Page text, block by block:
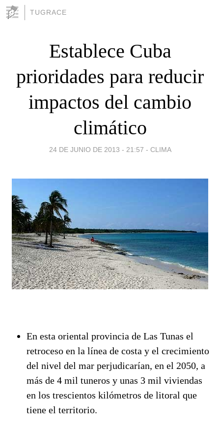
TUGRACE
Establece Cuba
prioridades para reducir
impactos del cambio
climático
24 DE JUNIO DE 2013 - 21:57 - CLIMA
En esta oriental provincia de Las Tunas el
retroceso en la línea de costa y el crecimiento
del nivel del mar perjudicarían, en el 2050, a
más de 4 mil tuneros y unas 3 mil viviendas
en los trescientos kilómetros de litoral que
tiene el territorio.